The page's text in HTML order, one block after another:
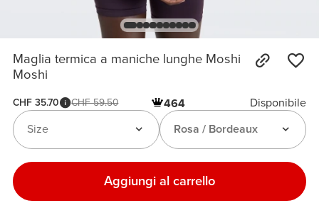
Maglia termica a maniche lunghe Moshi
Moshi
CHF 35.70 CHF 59.50 464
Disponibile
Rosa / Bordeaux
Size
Aggiungi al carrello